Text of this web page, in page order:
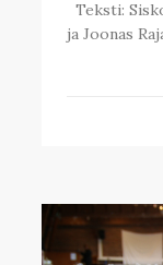
Teksti:
ja Joonas